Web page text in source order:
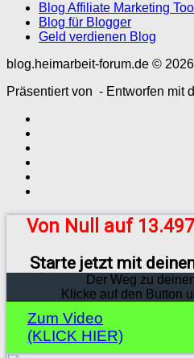
Blog Affiliate Marketing
Blog für Blogger
Geld verdienen Blog
blog.heimarbeit-forum.de ©
Präsentiert von - Entworfen mit
Von Null auf
Starte jetzt mit
Der Weg zu
Klicke auf den Button
Zum Video
(KLICK HIER)